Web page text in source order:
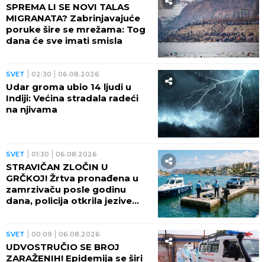
SPREMA LI SE NOVI TALAS
MIGRANATA? Zabrinjavajuće
poruke šire se mrežama: Tog
dana će sve imati smisla
SVET 02:30 06.08.2026
Udar groma ubio 14 ljudi u
Indiji: Većina stradala radeći
na njivama
SVET 01:30 06.08.2026
STRAVIČAN ZLOČIN U
GRČKOJ! Žrtva pronađena u
zamrzivaču posle godinu
dana, policija otkrila jezive
SVET 00:09 06.08.2026
UDVOSTRUČIO SE BROJ
ZARAŽENIH! Epidemija se širi